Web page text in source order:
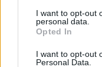
not limited to your
grant or deny
use your data for
consent section.
I want to opt-out
personal data.
Opted In
I want to opt-out
Personal Data.